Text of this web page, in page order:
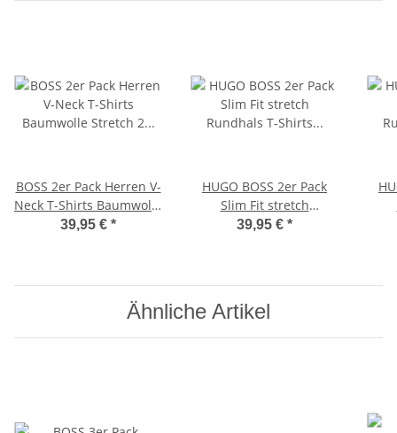
BOSS 2er Pack Herren V-
Neck T-Shirts Baumwolle
Stretch 2 x Weiß Gr.XXL
39,95 € *
HUGO BOSS 2er Pack
Slim Fit stretch
Rundhals T-Shirts Farbe
39,95 € *
Ähnliche Artikel